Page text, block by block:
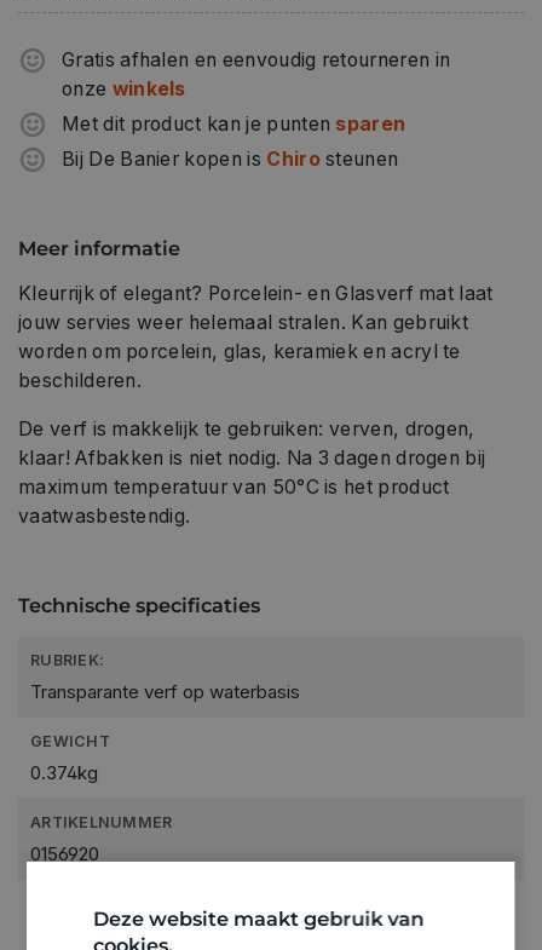
Gratis afhalen en eenvoudig retourneren in
onze winkels
Met dit product kan je punten sparen
Bij De Banier kopen is Chirosteunen
Meer informatie
Kleurrijk of elegant? Porcelein- en Glasverf mat laat
jouw servies weer helemaal stralen. Kan gebruikt
worden om porcelein, glas, keramiek en acryl te
beschilderen.
De verf is makkelijk te gebruiken: verven, drogen,
klaar! Afbakken is niet nodig. Na 3 dagen drogen bij
maximum temperatuur van 50°C is het product
vaatwasbestendig.
Technische specificaties
RUBRIEK:
Transparante verf op waterbasis
GEWICHT
0.374kg
ARTIKELNUMMER
0156920
Deze website maakt gebruik van
cookies.